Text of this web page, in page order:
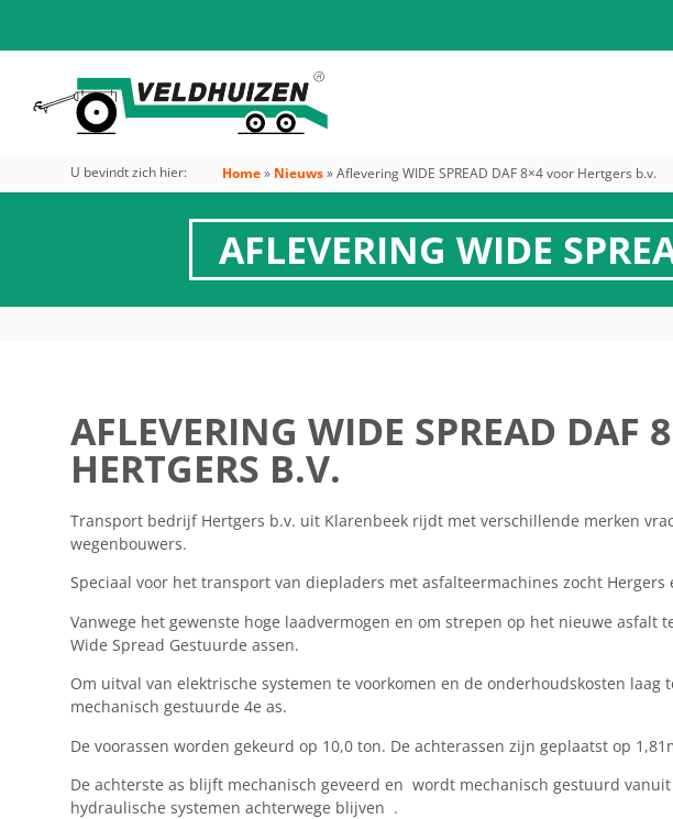
U bevindt zich hier: Home» Nieuws»Aflevering WIDE SPREAD DAF 8×4 voor Hertgers b.v.
AFLEVERING WIDE
AFLEVERING WIDE SPREAD DAF
HERTGERS B.V.
Transport bedrijf Hertgers b.v. uit Klarenbeek rijdt met verschillende merken
wegenbouwers.
Speciaal voor het transport van diepladers met asfalteermachines zocht
Vanwege het gewenste hoge laadvermogen en om strepen op het nieuwe asfalt
Wide Spread Gestuurde assen.
Om uitval van elektrische systemen te voorkomen en de onderhoudskosten laag
mechanisch gestuurde 4e as.
De voorassen worden gekeurd op 10,0 ton. De achterassen zijn geplaatst op
De achterste as blijft mechanisch geveerd en wordt mechanisch gestuurd
hydraulische systemen achterwege blijven .